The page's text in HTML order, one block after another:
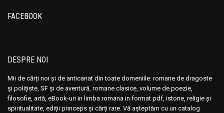
Anais Nin
Anatolie Panis
Anca Dan
Andocide
Andre Bejin
Anais Nin
Anatolie Panis
Anca Dan
Andocide
Andre Bejin
FACEBOOK
DESPRE NOI
Mii de cărți noi și de anticariat din toate domeniile: romane de dragoste
și polițiste, SF și de aventură, romane clasice, volume de poezie,
filosofie, artă, eBook-uri in limba romana in format pdf, istorie, religie și
spiritualitate, ediții princeps și cărți rare. Vă așteptăm cu un catalog